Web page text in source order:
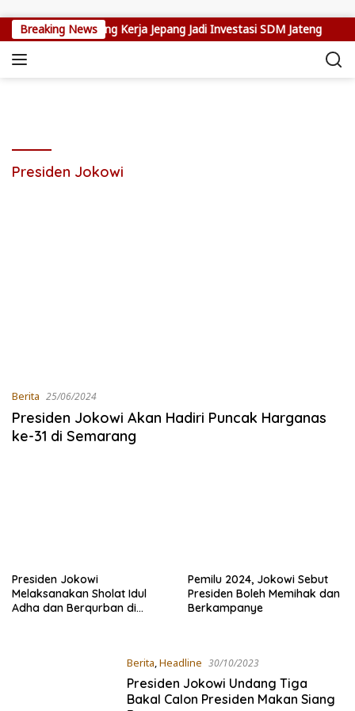
Breaking News
Program Magang Kerja Jepang Jadi Investasi SDM Jateng
Presiden Jokowi
Berita 25/06/2024
Presiden Jokowi Akan Hadiri Puncak Harganas
ke-31 di Semarang
Presiden Jokowi
Melaksanakan Sholat Idul
Adha dan Berqurban di
Pemilu 2024, Jokowi Sebut
Presiden Boleh Memihak dan
Berkampanye
Berita,Headline 30/10/2023
Presiden Jokowi Undang Tiga
Bakal Calon Presiden Makan Siang